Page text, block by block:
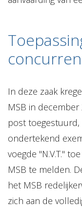
In deze zaak
MSB in
post
ondertekend
voegde "N.V.T."
MSB te melden.
het MSB
zich aan de